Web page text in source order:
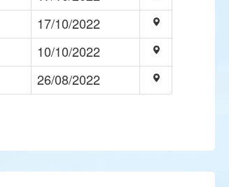
17/10/2022
10/10/2022
26/08/2022